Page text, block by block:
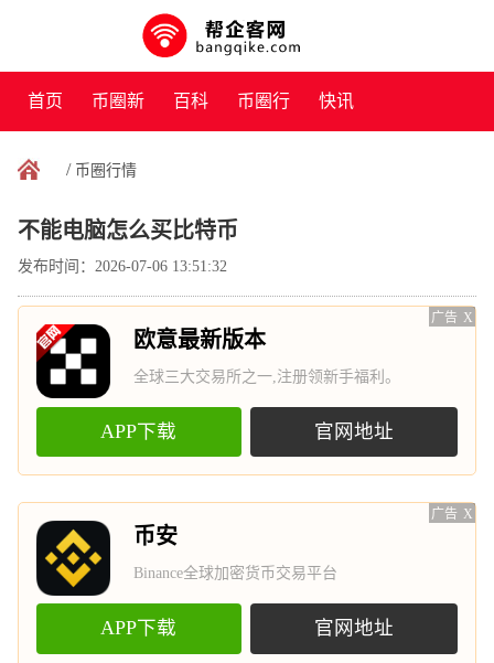
首页 币圈新
闻
百科 币圈行 快讯
/ 币圈行情
不能电脑怎么买比特币
发布时间：2026-07-06 13:51:32
广告 X
欧意最新版本
全球三大交易所之一,注册领新手福利。
APP下载 官网地址
广告 X
币安
Binance全球加密货币交易平台
APP下载 官网地址